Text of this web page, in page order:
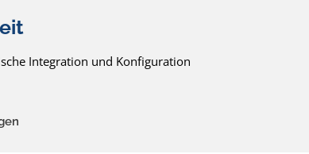
Integration und Konfiguration